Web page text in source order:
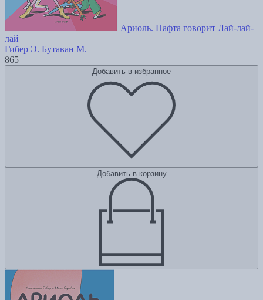
Ариоль. Нафта говорит Лай-лай-
лай
Гибер Э. Бутаван М.
865
Добавить в избранное
Добавить в корзину